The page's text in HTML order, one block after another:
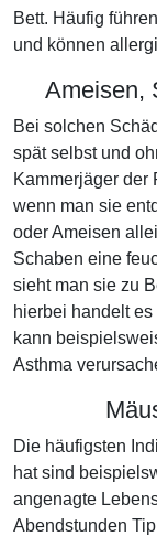
Bett. Häufig
und können
Ameisen,
Bei solchen
spät selbst und
Kammerjäger der
wenn man sie
oder Ameisen
Schaben eine
sieht man sie zu
hierbei handelt
kann
Asthma
Die häufigsten
hat sind
angenagte
Abendstunden